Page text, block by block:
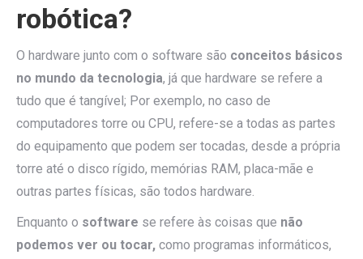
robótica?
O hardware junto com o software são conceitos básicos
no mundo da tecnologia, já que hardware se refere a
tudo que é tangível; Por exemplo, no caso de
computadores torre ou CPU, refere-se a todas as partes
do equipamento que podem ser tocadas, desde a própria
torre até o disco rígido, memórias RAM, placa-mãe e
outras partes físicas, são todos hardware.
Enquanto o software se refere às coisas que não
podemos ver ou tocar, como programas informáticos,